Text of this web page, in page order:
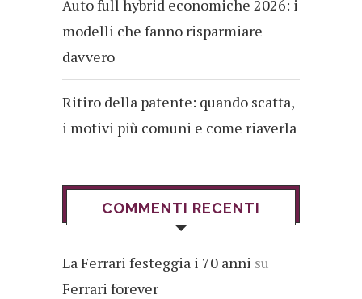
Auto full hybrid economiche 2026: i
modelli che fanno risparmiare
davvero
Ritiro della patente: quando scatta,
i motivi più comuni e come riaverla
COMMENTI RECENTI
La Ferrari festeggia i 70 anni su
Ferrari forever